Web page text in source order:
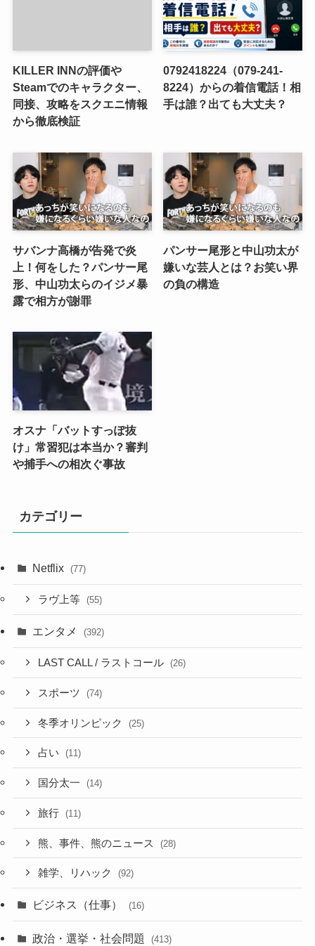
KILLER INNの評価や
Steamでのキャラクター、
同接、攻略をスクエニ情報
から徹底検証
0792418224（079-241-
8224）からの着信電話！相
手は誰？出ても大丈夫？
サバンナ高橋が告発で炎
上！何をした？パンサー尾
形、中山功太らのイジメ暴
露で相方が謝罪
パンサー尾形と中山功太が
嫌いな芸人とは？お笑い界
の負の構造
オスナ「バットすっぽ抜
け」常習犯は本当か？審判
や捕手への相次ぐ事故
カテゴリー
Netflix (77)
ラヴ上等 (55)
エンタメ (392)
LAST CALL / ラストコール (26)
スポーツ (74)
冬季オリンピック (25)
占い (11)
国分太一 (14)
旅行 (11)
熊、事件、熊のニュース (28)
雑学、リハック (92)
ビジネス（仕事） (16)
政治・選挙・社会問題 (413)